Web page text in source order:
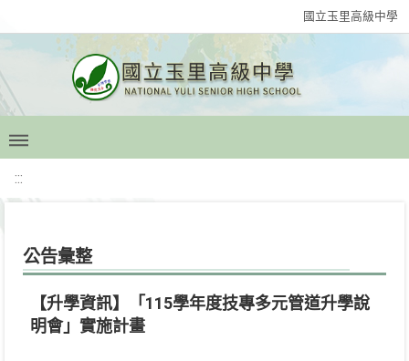
國立玉里高級中學
:::
公告彙整
【升學資訊】「115學年度技專多元管道升學說
明會」實施計畫